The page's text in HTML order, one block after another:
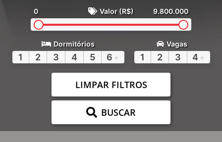
0 Valor (R$) 9.800.000
Dormitórios
1 2 3 4 5 6 +
Vagas
1 2 3 4 +
LIMPAR FILTROS
BUSCAR